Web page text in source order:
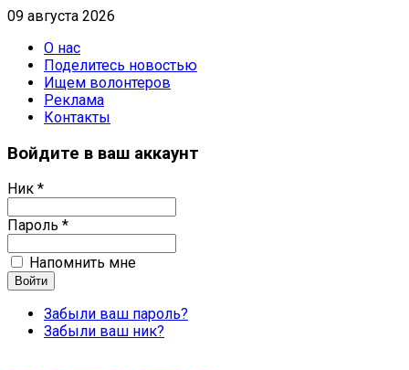
09 августа 2026
О нас
Поделитесь новостью
Ищем волонтеров
Реклама
Контакты
Войдите в ваш аккаунт
Ник *
Пароль *
Напомнить мне
Забыли ваш пароль?
Забыли ваш ник?